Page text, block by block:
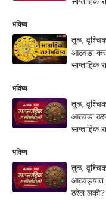
भविष्य
तूळ,
आठवडा
साप्ताहिक
भविष्य
तूळ,
आठवडा
साप्ताहिक
भविष्य
तूळ,
आठवड्यात
ठरेल लकी?